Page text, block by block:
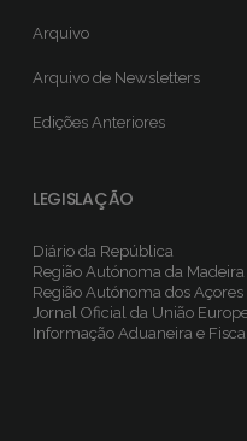
Arquivo
Arquivo de Newsletters
Edições Anteriores
LEGISLAÇÃO
Diário da República
Região Autónoma da Madeira
Região Autónoma dos Açores
Jornal Oficial da União
Informação Aduaneira e